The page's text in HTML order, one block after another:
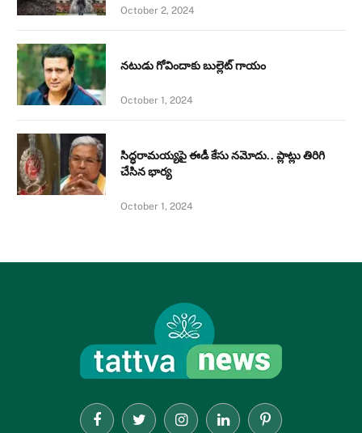
October 2, 2024
నటుడు గోవిందాకు బుల్లెట్ గాయం
October 1, 2024
సిద్ధరామయ్యపై ఈడీ కేసు నమోదు.. ప్లాట్లు తిరిగి
చేసిన భార్య
October 1, 2024
FacebookTwitter InstagramLinkedInPinterest